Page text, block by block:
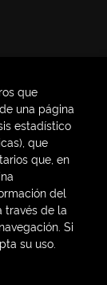
que
una página
estadístico
que
que, en
del
través de la
Si
su uso.